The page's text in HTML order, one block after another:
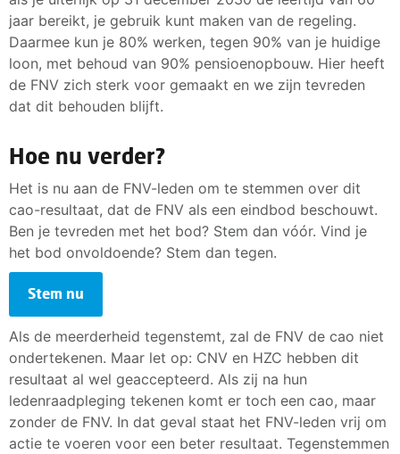
jaar bereikt, je gebruik kunt maken van de regeling.
Daarmee kun je 80% werken, tegen 90% van je huidige
loon, met behoud van 90% pensioenopbouw. Hier heeft
de FNV zich sterk voor gemaakt en we zijn tevreden
dat dit behouden blijft.
Hoe nu verder?
Het is nu aan de FNV-leden om te stemmen over dit
cao-resultaat, dat de FNV als een eindbod beschouwt.
Ben je tevreden met het bod? Stem dan vóór. Vind je
het bod onvoldoende? Stem dan tegen.
Stem nu
Als de meerderheid tegenstemt, zal de FNV de cao niet
ondertekenen. Maar let op: CNV en HZC hebben dit
resultaat al wel geaccepteerd. Als zij na hun
ledenraadpleging tekenen komt er toch een cao, maar
zonder de FNV. In dat geval staat het FNV-leden vrij om
actie te voeren voor een beter resultaat. Tegenstemmen